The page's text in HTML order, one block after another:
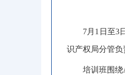
7月1日至3日
识产权局分管负
培训班围